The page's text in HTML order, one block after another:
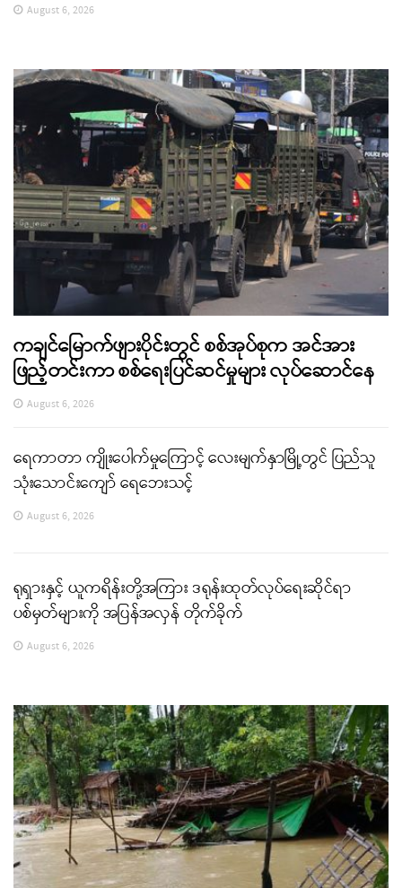
August 6, 2026
ကချင်မြောက်ဖျားပိုင်းတွင် စစ်အုပ်စုက အင်အား
ဖြည့်တင်းကာ စစ်ရေးပြင်ဆင်မှုများ လုပ်ဆောင်နေ
August 6, 2026
ရေကာတာ ကျိုးပေါက်မှုကြောင့် လေးမျက်နှာမြို့တွင် ပြည်သူ
သုံးသောင်းကျော် ရေဘေးသင့်
August 6, 2026
ရုရှားနှင့် ယူကရိန်းတို့အကြား ဒရုန်းထုတ်လုပ်ရေးဆိုင်ရာ
ပစ်မှတ်များကို အပြန်အလှန် တိုက်ခိုက်
August 6, 2026